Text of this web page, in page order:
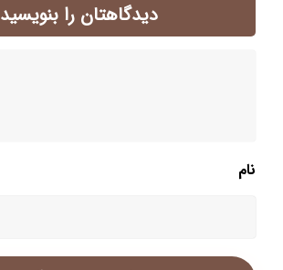
دیدگاهتان را بنویسید
نام